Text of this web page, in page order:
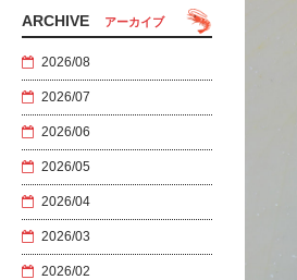
ARCHIVE アーカイブ
2026/08
2026/07
2026/06
2026/05
2026/04
2026/03
2026/02